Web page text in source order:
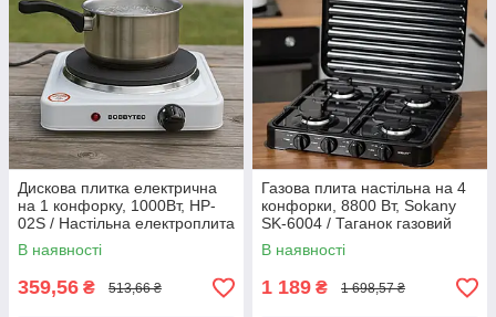
Дискова плитка електрична
на 1 конфорку, 1000Вт, HP-
02S / Настільна електроплита
одноконфорочна
В наявності
359,56 ₴ 513,66 ₴
Газова плита настільна на 4
конфорки, 8800 Вт, Sokany
SK-6004 / Таганок газовий
для кухні / Туристична газова
плита
В наявності
1 189 ₴ 1 698,57 ₴